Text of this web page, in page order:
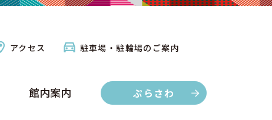
アクセス 駐車場・駐輪場のご案内
館内案内 ぷらさわ